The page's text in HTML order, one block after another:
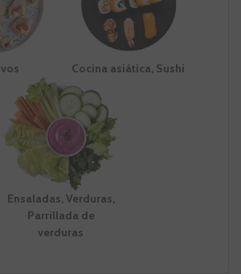
Cocina asiática, Sushi
Ensaladas, Verduras,
Parrillada de
verduras